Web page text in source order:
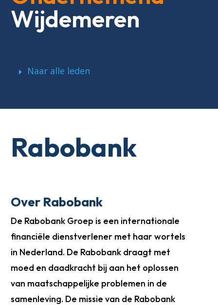
Wijdemeren
Naar alle leden
Rabobank
Over Rabobank
De Rabobank Groep is een internationale
financiële dienstverlener met haar wortels
in Nederland. De Rabobank draagt met
moed en daadkracht bij aan het oplossen
van maatschappelijke problemen in de
samenleving. De missie van de Rabobank